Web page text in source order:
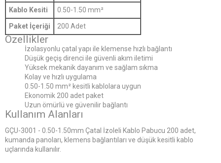
Kablo Kesiti 0.50-1.50 mm²
Paket İçeriği 200 Adet
Özellikler
İzolasyonlu çatal yapı ile klemense hızlı bağlantı
Düşük geçiş direnci ile güvenli akım iletimi
Yüksek mekanik dayanım ve sağlam sıkma
Kolay ve hızlı uygulama
0.50-1.50 mm² kesitli kablolara uygun
Ekonomik 200 adet paket
Uzun ömürlü ve güvenilir bağlantı
Kullanım Alanları
GÇU-3001 - 0.50-1.50mm Çatal İzoleli Kablo Pabucu 200 adet,
kumanda panoları, klemens bağlantıları ve düşük kesitli kablo
uçlarında kullanılır.